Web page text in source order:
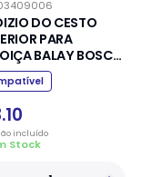
DO CESTO
PARA
BALAY BOSCH
incluído
Stock